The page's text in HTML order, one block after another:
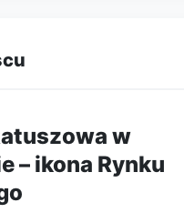
w
– ikona Rynku